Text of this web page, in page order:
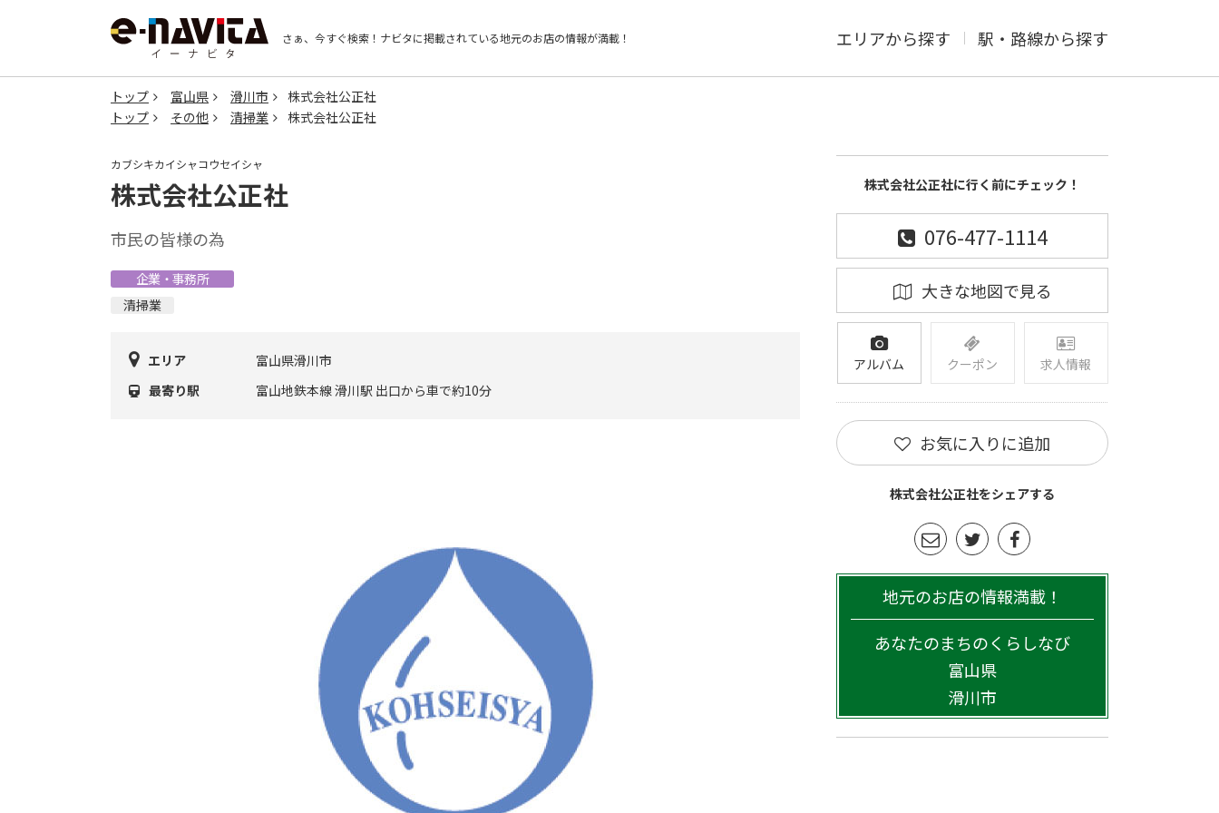
さぁ、今すぐ検索！ ナビタに掲載されている地元のお店の情報が満載！ エリアから探す 駅・路線から探す
トップ 富山県 滑川市
株式会社公正社
トップ
その他 清掃業 株式会社公正社
カブシキカイシャコウセイシャ
株式会社公正社
市民の皆様の為
企業・事務所
清掃業
エリア
富山県滑川市
最寄り駅
富山地鉄本線 滑川駅 出口から車で約10分
株式会社公正社に行く前にチェック！
076-477-1114
大きな地図で見る
アルバム クーポン 求人情報
お気に入りに追加
株式会社公正社をシェアする
地元のお店の情報満載！
あなたのまちのくらしなび
富山県
滑川市